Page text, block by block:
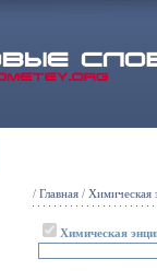
/ Главная / Химическая
Химическая